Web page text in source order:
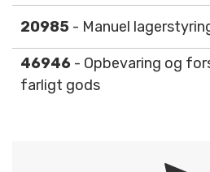
20985 - Manuel
46946 - Opbevaring og
farligt gods